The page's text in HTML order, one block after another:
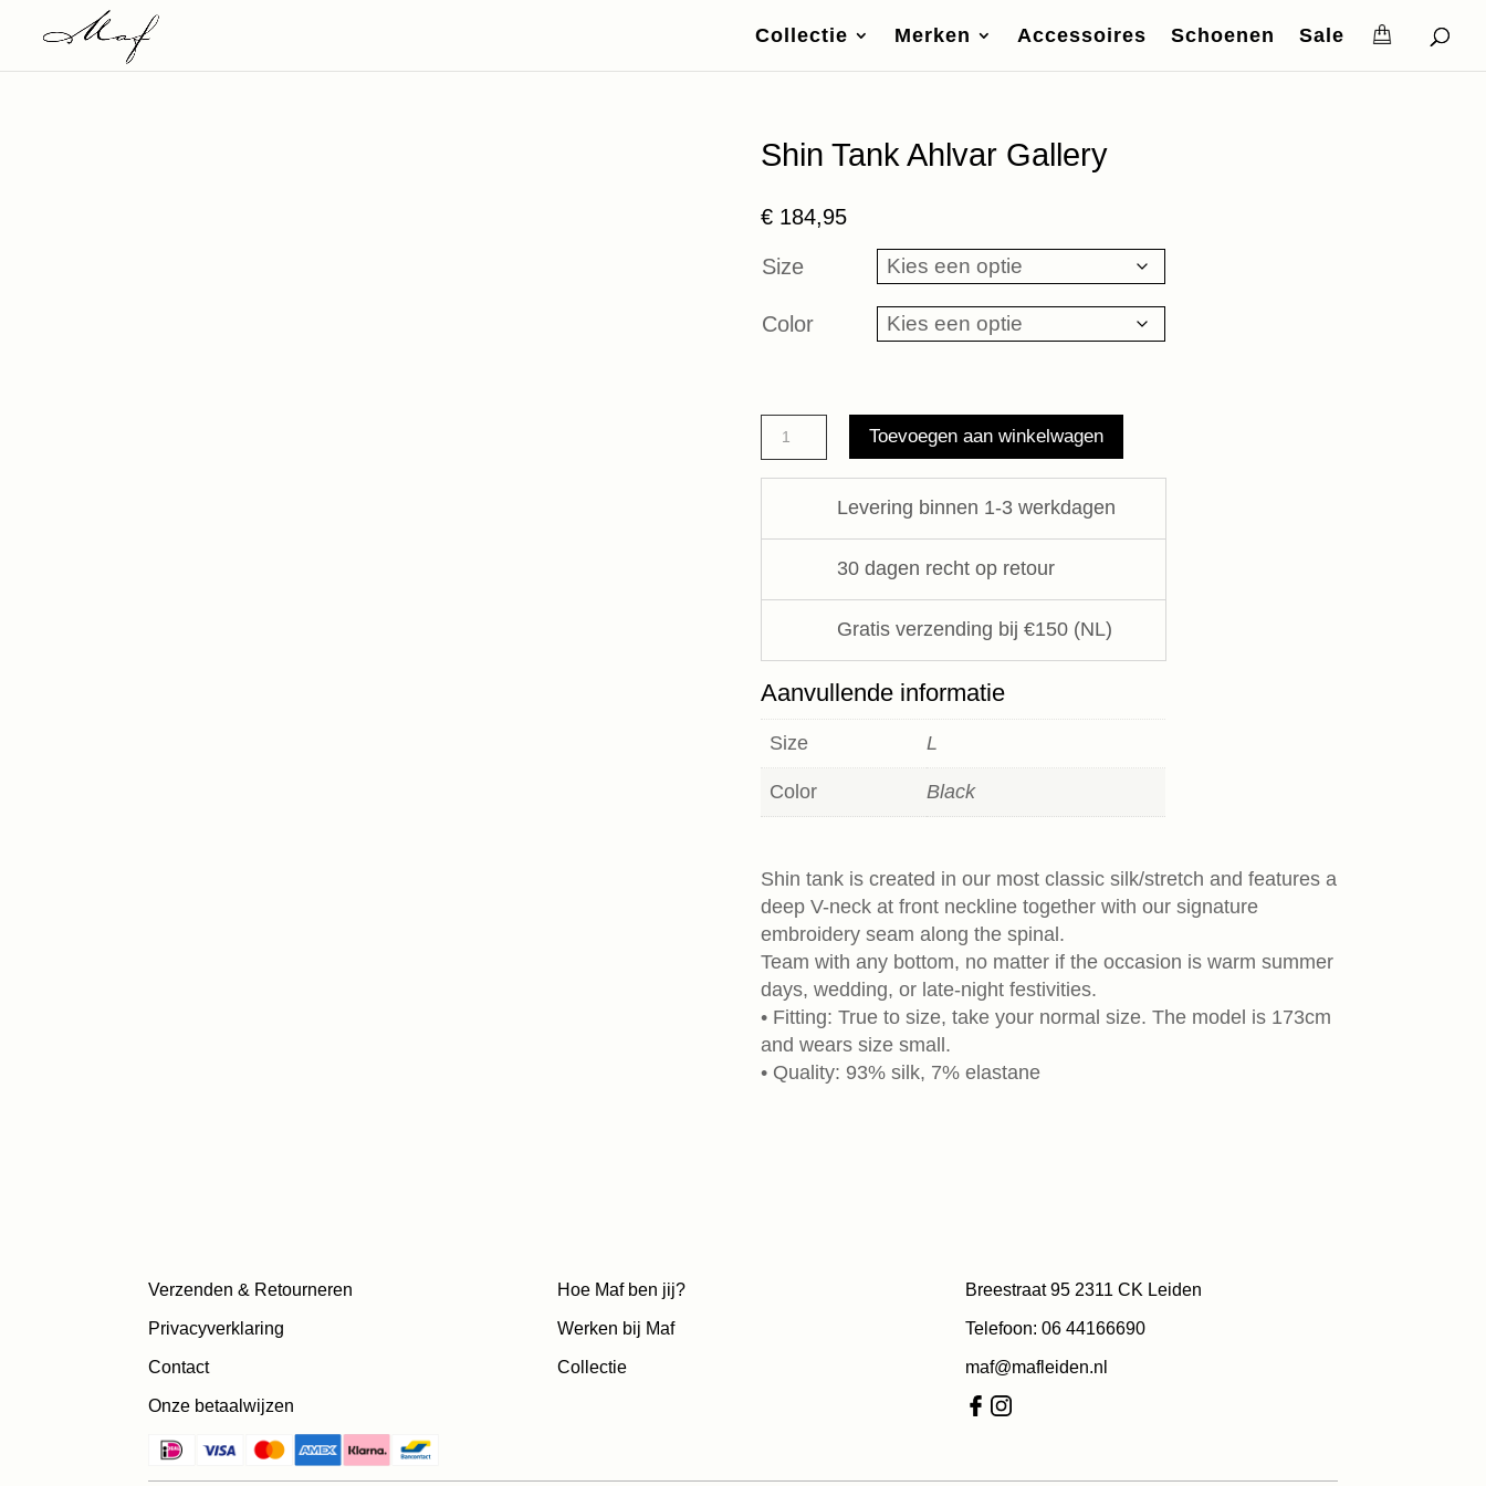
Collectie Merken Accessoires Schoenen Sale
Shin Tank Ahlvar Gallery
€ 184,95
Size
Color
Shin
Tank
Ahlvar
aantal
Toevoegen aan winkelwagen
Levering binnen 1-3 werkdagen
30 dagen recht op retour
Gratis verzending bij €150 (NL)
Aanvullende informatie
Size L
Color Black
Shin tank is created in our most classic silk/stretch and features a
deep V-neck at front neckline together with our signature
embroidery seam along the spinal.
Team with any bottom, no matter if the occasion is warm summer
days, wedding, or late-night festivities.
• Fitting: True to size, take your normal size. The model is 173cm
and wears size small.
• Quality: 93% silk, 7% elastane
Verzenden & Retourneren
Privacyverklaring
Contact
Onze betaalwijzen
Hoe Maf ben jij?
Werken bij Maf
Collectie
Breestraat 95 2311 CK Leiden
Telefoon: 06 44166690
maf@mafleiden.nl